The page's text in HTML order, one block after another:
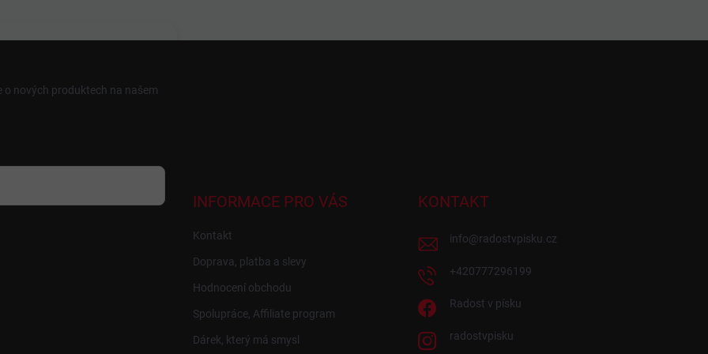
o nových produktech na našem
INFORMACE PRO VÁS
Kontakt
Doprava, platba a slevy
Hodnocení obchodu
Spolupráce, Affiliate program
Dárek, který má smysl
KONTAKT
info@radostvpisku.cz
+420777296199
Radost v písku
radostvpisku